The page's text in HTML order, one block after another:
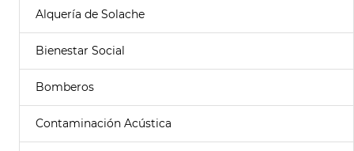
Alquería de Solache
Bienestar Social
Bomberos
Contaminación Acústica